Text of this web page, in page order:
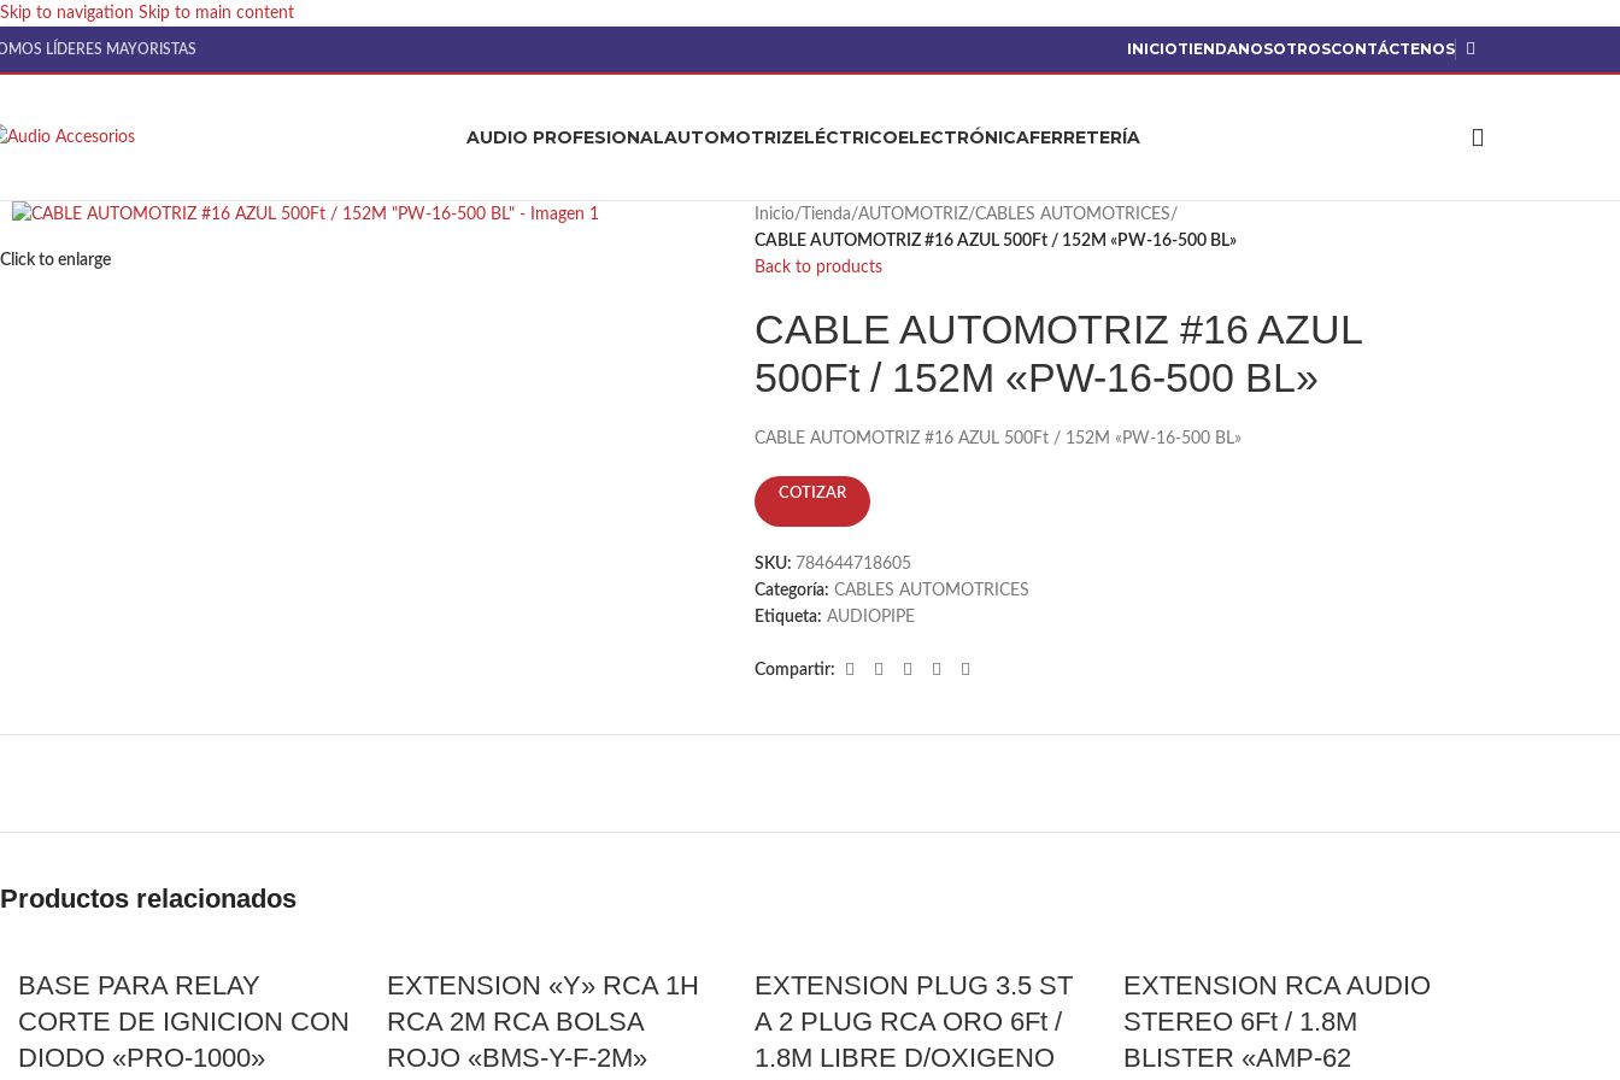
Skip to navigation Skip to main content
LÍDERES MAYORISTAS INICIOTIENDANOSOTROSCONTÁCTENOS
AUDIO PROFESIONALAUTOMOTRIZELÉCTRICOELECTRÓNICAFERRETERÍA
Click to enlarge
Inicio/ Tienda/AUTOMOTRIZ/CABLES AUTOMOTRICES/
CABLE AUTOMOTRIZ #16 AZUL 500Ft / 152M «PW-16-500 BL»
Back to products
CABLE AUTOMOTRIZ #16 AZUL
500Ft / 152M «PW-16-500 BL»
CABLE AUTOMOTRIZ #16 AZUL 500Ft / 152M «PW-16-500 BL»
COTIZAR
SKU: 784644718605
Categoría: CABLES AUTOMOTRICES
Etiqueta: AUDIOPIPE
Compartir:
Productos relacionados
BASE PARA RELAY
CORTE DE IGNICION CON
DIODO «PRO-1000»
EXTENSION «Y» RCA 1H
RCA 2M RCA BOLSA
ROJO «BMS-Y-F-2M»
EXTENSION PLUG 3.5 ST
A 2 PLUG RCA ORO 6Ft /
1.8M LIBRE D/OXIGENO
EXTENSION RCA AUDIO
STEREO 6Ft / 1.8M
BLISTER «AMP-62